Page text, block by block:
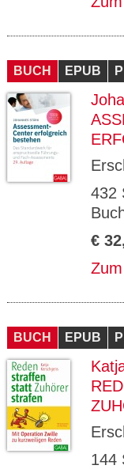
BUCH EPUB
432
€
BUCH EPUB
144